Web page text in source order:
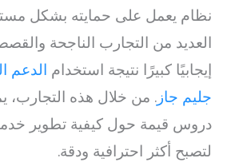
نظام يعمل على حمايته بشكل
العديد من التجارب الناجحة والقصص
إيجابيًا كبيرًا نتيجة استخدام الدعم
جليم جاز. من خلال هذه التجارب،
دروس قيمة حول كيفية تطوير
لتصبح أكثر احترافية ودقة.